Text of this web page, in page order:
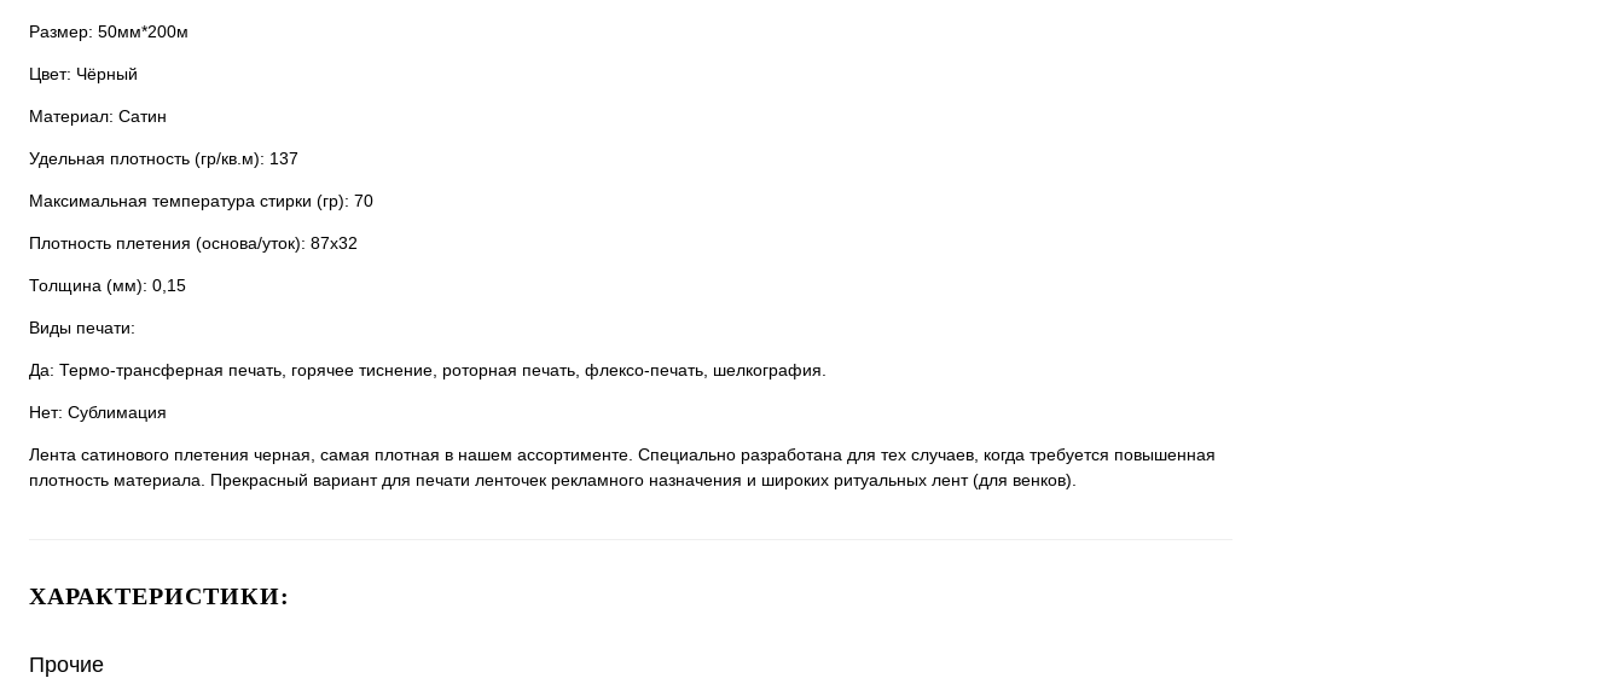
Размер: 50мм*200м
Цвет: Чёрный
Материал: Сатин
Удельная плотность (гр/кв.м): 137
Максимальная температура стирки (гр): 70
Плотность плетения (основа/уток): 87х32
Толщина (мм): 0,15
Виды печати:
Да: Термо-трансферная печать, горячее тиснение, роторная печать, флексо-печать, шелкография.
Нет: Сублимация
Лента сатинового плетения черная, самая плотная в нашем ассортименте. Специально разработана для тех случаев, когда требуется повышенная
плотность материала. Прекрасный вариант для печати ленточек рекламного назначения и широких ритуальных лент (для венков).
ХАРАКТЕРИСТИКИ:
Прочие